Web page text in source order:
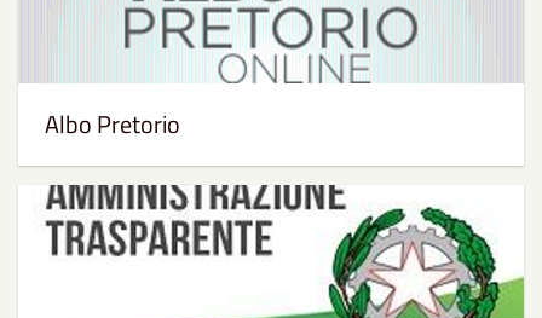
Albo Pretorio